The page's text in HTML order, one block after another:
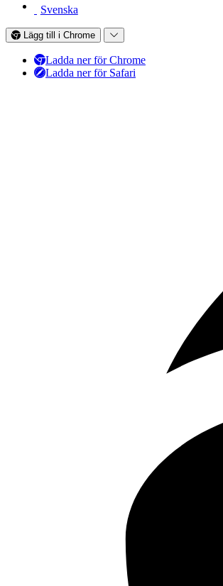
Svenska
Lägg till i Chrome
Ladda ner för Chrome
Ladda ner för Safari